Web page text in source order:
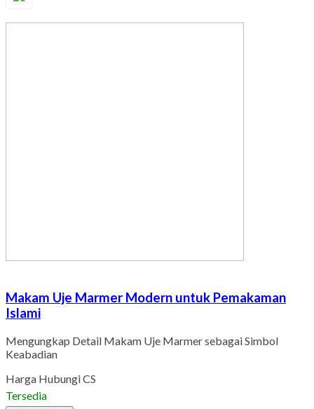
Makam Uje Marmer Modern untuk Pemakaman
Islami
Mengungkap Detail Makam Uje Marmer sebagai Simbol
Keabadian
Harga Hubungi CS
Tersedia